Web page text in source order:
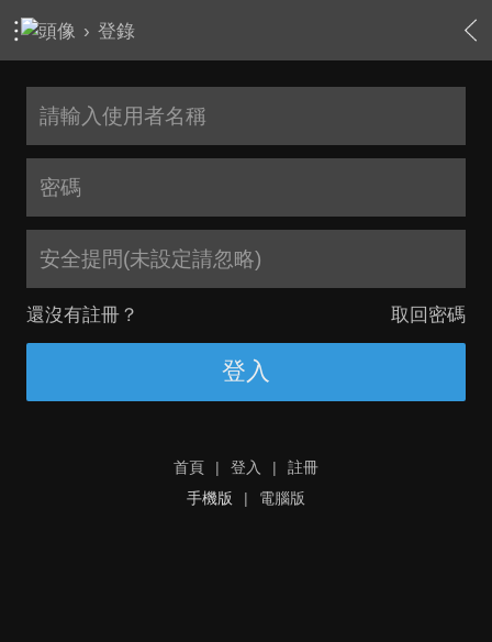
› 登錄
安全提問(未設定請忽略)
還沒有註冊？ 取回密碼
登入
首頁 | 登入 |
註冊
手機版
| 電腦版